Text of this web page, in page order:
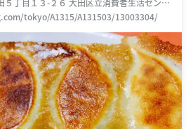
tokyo/A1315/A131503/13003304/